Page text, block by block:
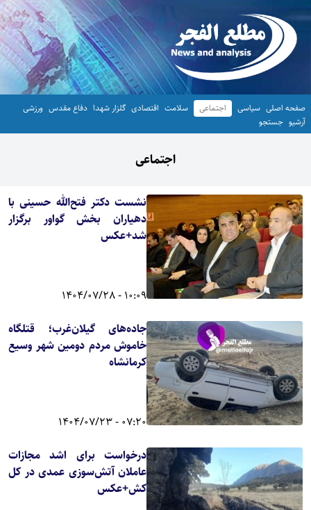
صفحه اصلی سیاسی اجتماعی سلامت اقتصادی گلزار شهدا دفاع مقدس ورزشی
آرشیو جستجو
اجتماعی
نشست دکتر فتح‌الله حسینی با
دهیاران بخش گواور برگزار
شد+عکس
10:09 - 1404/07/28
جاده‌های گیلان‌غرب؛ قتلگاه
خاموش مردم دومین شهر وسیع
کرمانشاه
07:20 - 1404/07/23
درخواست برای اشد مجازات
عاملان آتش‌سوزی عمدی در کل
کش+عکس